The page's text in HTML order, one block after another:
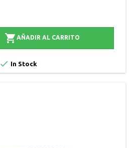
 AÑADIR AL CARRITO
 In Stock